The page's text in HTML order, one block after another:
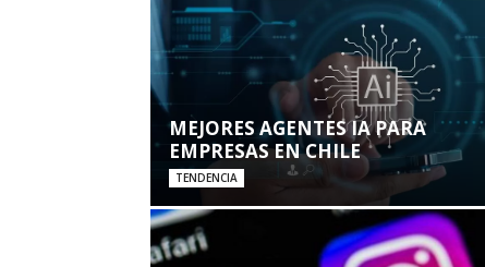
MEJORES AGENTES IA PARA
EMPRESAS EN CHILE
TENDENCIA